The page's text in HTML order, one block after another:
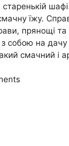
їжу.
прянощі
собою на дачу
смачний і